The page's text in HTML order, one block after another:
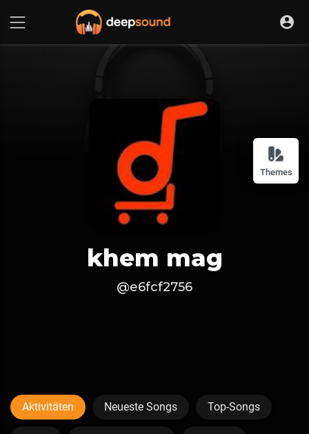
Themes
khem mag
@e6fcf2756
Aktivitäten Neueste Songs Top-Songs